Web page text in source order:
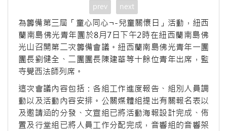
prev next
為籌備第三屆「童心同心¬-兒童關懷日」活動，紐西
蘭南島佛光青年團於8月7日下午2時在紐西蘭南島佛
光山召開第二次籌備會議。紐西蘭南島佛光青年一團
團長劉健全、二團團長陳建華等十餘位青年出席，監
寺覺西法師列席。
這次會議內容包括：各組工作進度報告、組別人員調
動以及活動內容安排。公關媒體組提出有關報名表以
及邀請涵的分發、文宣組已將活動海報設計完成、佈
置及行堂組已將人員工作分配完成，音響組的音響架